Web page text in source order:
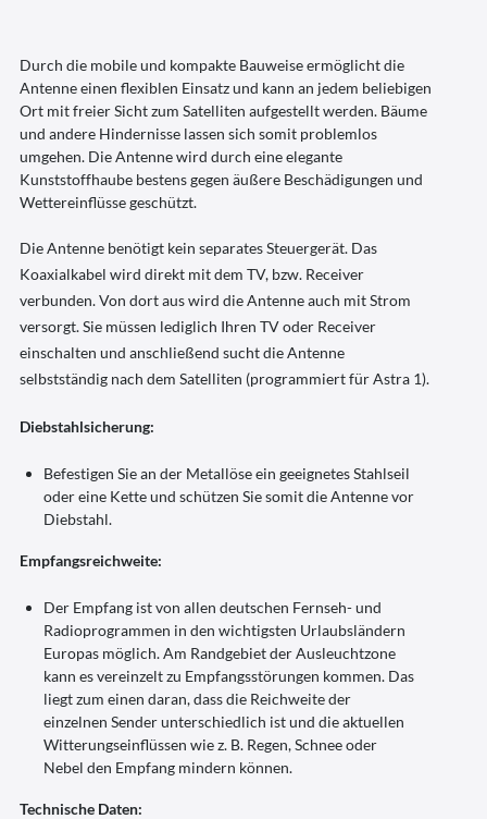
Durch die mobile und kompakte Bauweise ermöglicht die
Antenne einen flexiblen Einsatz und kann an jedem beliebigen
Ort mit freier Sicht zum Satelliten aufgestellt werden. Bäume
und andere Hindernisse lassen sich somit problemlos
umgehen. Die Antenne wird durch eine elegante
Kunststoffhaube bestens gegen äußere Beschädigungen und
Wettereinflüsse geschützt.
Die Antenne benötigt kein separates Steuergerät. Das
Koaxialkabel wird direkt mit dem TV, bzw. Receiver
verbunden. Von dort aus wird die Antenne auch mit Strom
versorgt. Sie müssen lediglich Ihren TV oder Receiver
einschalten und anschließend sucht die Antenne
selbstständig nach dem Satelliten (programmiert für Astra 1).
Diebstahlsicherung:
Befestigen Sie an der Metallöse ein geeignetes Stahlseil
oder eine Kette und schützen Sie somit die Antenne vor
Diebstahl.
Empfangsreichweite:
Der Empfang ist von allen deutschen Fernseh- und
Radioprogrammen in den wichtigsten Urlaubsländern
Europas möglich. Am Randgebiet der Ausleuchtzone
kann es vereinzelt zu Empfangsstörungen kommen. Das
liegt zum einen daran, dass die Reichweite der
einzelnen Sender unterschiedlich ist und die aktuellen
Witterungseinflüssen wie z. B. Regen, Schnee oder
Nebel den Empfang mindern können.
Technische Daten: